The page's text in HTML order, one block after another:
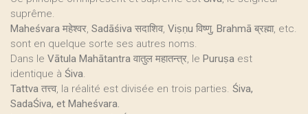
suprême.
Maheśvara महेश्वर, Sadāśiva सदाशिव, Viṣṇu विष्णु, Brahmā ब्रह्मा, etc.
sont en quelque sorte ses autres noms.
Dans le Vātula Mahātantra वातुल महातन्त्र, le Puruṣa est
identique à Śiva.
Tattva तत्त्व, la réalité est divisée en trois parties. Śiva,
SadaŚiva, et Maheśvara.